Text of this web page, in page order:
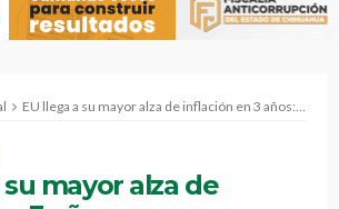
EU llega a su mayor alza de inflación en 3 años: Encarecimiento de gasolina y energéticos ‘pegan’ a Trump.
su mayor alza de